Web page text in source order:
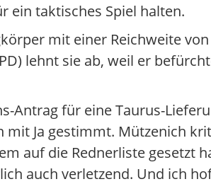
ein taktisches Spiel halten.
mit einer Reichweite
lehnt sie ab, weil er
Antrag für eine Taurus-
Ja gestimmt. Mützenich
auf die Rednerliste gesetzt
auch verletzend. Und ich